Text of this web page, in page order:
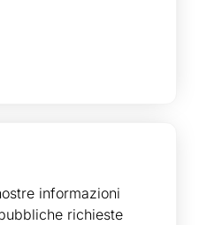
informazioni
richieste